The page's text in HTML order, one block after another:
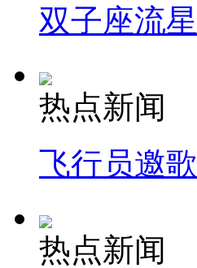
双子座流
热点新闻
飞行员邀
热点新闻